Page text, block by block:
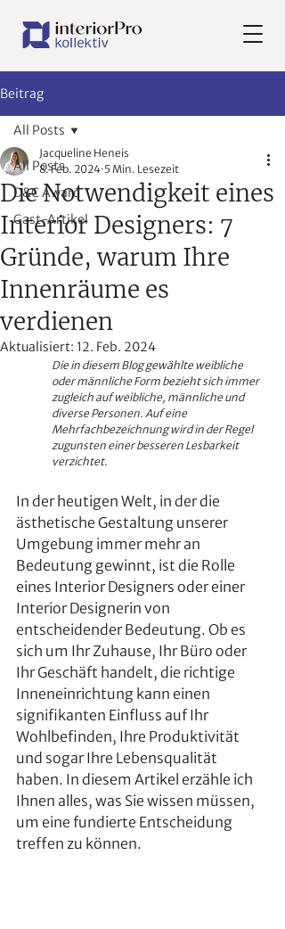
Beitrag
All Posts
D&C Award
Gast-Artikel
All Posts
Die Notwendigkeit eines
Interior Designers: 7
Gründe, warum Ihre
Innenräume es
verdienen
Jacqueline Heneis
8. Feb. 2024 5 Min. Lesezeit
Aktualisiert: 12. Feb. 2024
Die in diesem Blog gewählte weibliche
oder männliche Form bezieht sich immer
zugleich auf weibliche, männliche und
diverse Personen. Auf eine
Mehrfachbezeichnung wird in der Regel
zugunsten einer besseren Lesbarkeit
verzichtet.
In der heutigen Welt, in der die
ästhetische Gestaltung unserer
Umgebung immer mehr an
Bedeutung gewinnt, ist die Rolle
eines Interior Designers oder einer
Interior Designerin von
entscheidender Bedeutung. Ob es
sich um Ihr Zuhause, Ihr Büro oder
Ihr Geschäft handelt, die richtige
Inneneinrichtung kann einen
signifikanten Einfluss auf Ihr
Wohlbefinden, Ihre Produktivität
und sogar Ihre Lebensqualität
haben. In diesem Artikel erzähle ich
Ihnen alles, was Sie wissen müssen,
um eine fundierte Entscheidung
treffen zu können.